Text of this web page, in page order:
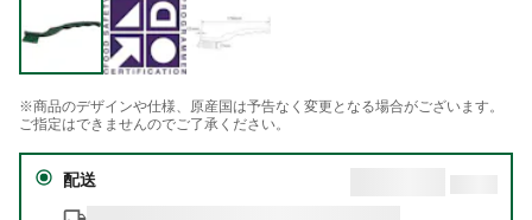
※商品のデザインや仕様、原産国は予告なく変更となる場合がございます。
ご指定はできませんのでご了承ください。
配送